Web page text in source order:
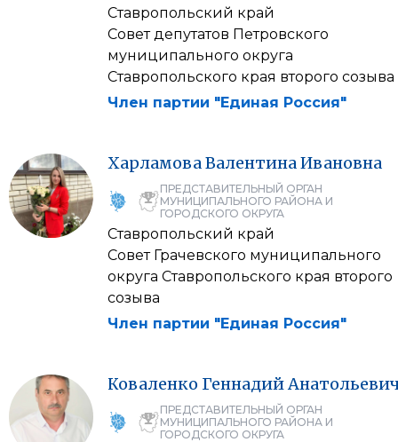
Ставропольский край
Совет депутатов Петровского
муниципального округа
Ставропольского края второго созыва
Член партии "Единая Россия"
ХарламоваВалентинаИвановна
ПРЕДСТАВИТЕЛЬНЫЙ ОРГАН
МУНИЦИПАЛЬНОГО РАЙОНА И
ГОРОДСКОГО ОКРУГА
Ставропольский край
Совет Грачевского муниципального
округа Ставропольского края второго
созыва
Член партии "Единая Россия"
Коваленко Геннадий
ПРЕДСТАВИТЕЛЬНЫЙ ОРГАН
МУНИЦИПАЛЬНОГО РАЙОНА И
ГОРОДСКОГО ОКРУГА